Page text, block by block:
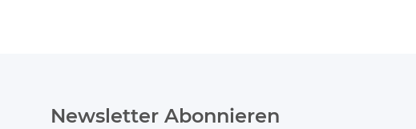
Newsletter Abonnieren